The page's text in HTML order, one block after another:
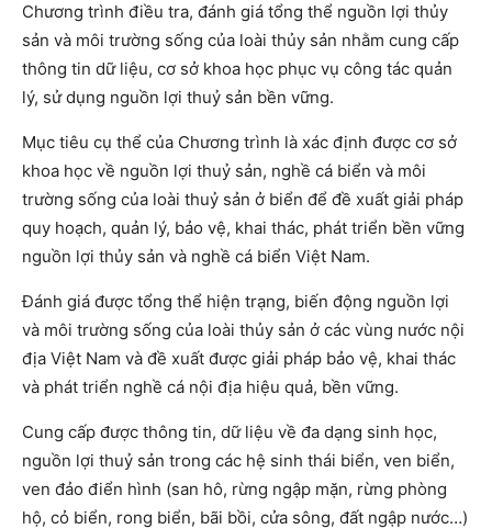
Chương trình điều tra, đánh giá tổng thể nguồn lợi thủy
sản và môi trường sống của loài thủy sản nhằm cung cấp
thông tin dữ liệu, cơ sở khoa học phục vụ công tác quản
lý, sử dụng nguồn lợi thuỷ sản bền vững.
Mục tiêu cụ thể của Chương trình là xác định được cơ sở
khoa học về nguồn lợi thuỷ sản, nghề cá biển và môi
trường sống của loài thuỷ sản ở biển để đề xuất giải pháp
quy hoạch, quản lý, bảo vệ, khai thác, phát triển bền vững
nguồn lợi thủy sản và nghề cá biển Việt Nam.
Đánh giá được tổng thể hiện trạng, biến động nguồn lợi
và môi trường sống của loài thủy sản ở các vùng nước nội
địa Việt Nam và đề xuất được giải pháp bảo vệ, khai thác
và phát triển nghề cá nội địa hiệu quả, bền vững.
Cung cấp được thông tin, dữ liệu về đa dạng sinh học,
nguồn lợi thuỷ sản trong các hệ sinh thái biển, ven biển,
ven đảo điển hình (san hô, rừng ngập mặn, rừng phòng
hộ, cỏ biển, rong biển, bãi bồi, cửa sông, đất ngập nước…)